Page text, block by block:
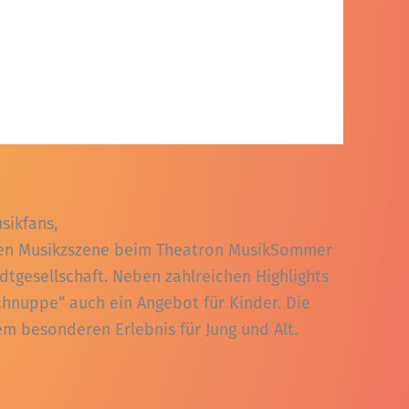
Musikzszene beim Theatron MusikSommer
Neben zahlreichen Highlights
auch ein Angebot für Kinder. Die
besonderen Erlebnis für Jung und Alt.